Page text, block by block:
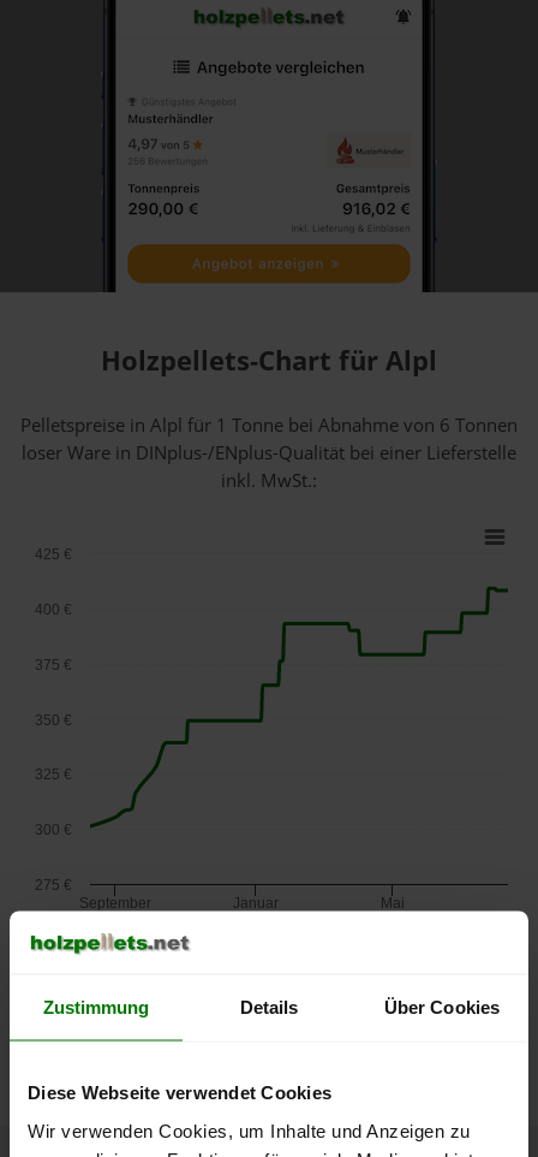
Zustimmung Details Über Cookies
Diese Webseite verwendet Cookies
Wir verwenden Cookies, um Inhalte und Anzeigen zu
Holzpellets-Chart für Alpl
Pelletspreise in Alpl für 1 Tonne bei Abnahmevon 6 Tonnen
loser Ware in DINplus-/ENplus-Qualität bei einer Lieferstelle
inkl. MwSt.:
September
Januar
Mai
275 €
300 €
325 €
350 €
375 €
400 €
425 €
Die aktuelle Preisentwicklung für Holzpellets in Österreich
können Sie jederzeit auf unserer